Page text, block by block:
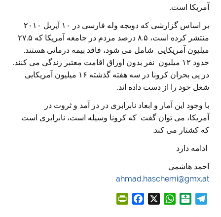
آمریکا است.
بر اساس گزارشی که دویجه وله فارسی در ۱۰ آپریل ۲۰۱۰
منتشر کرده است، ۸.۵ درصد مردم در جامعه آمریکا که ۲۷.۵
میلیون آمریکایی شامل می شود، فاقد بیمه درمانی هستند.
حدود ۱۲ میلیون نفر بدون اوراق اقامت معتبر زندگی می کنند.
در پی بحران کرونا در سه هفته گذشته ۱۶ میلیون آمریکایی
شغل خود را از دست داده اند.
با وجود این آمار و ابعاد نابرابری در در آمد و ثروت در
آمریکا، می توان گفت که کرونا وسیله است، نابرابری است
که کشتار می کند.
ادامه دارد
احمد هاشمی
ahmad.haschemi@gmx.at
W